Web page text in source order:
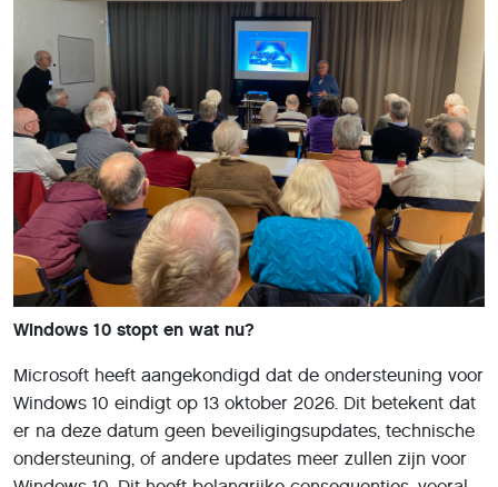
Windows 10 stopt en wat nu?
Microsoft heeft aangekondigd dat de ondersteuning voor
Windows 10 eindigt op 13 oktober 2026. Dit betekent dat
er na deze datum geen beveiligingsupdates, technische
ondersteuning, of andere updates meer zullen zijn voor